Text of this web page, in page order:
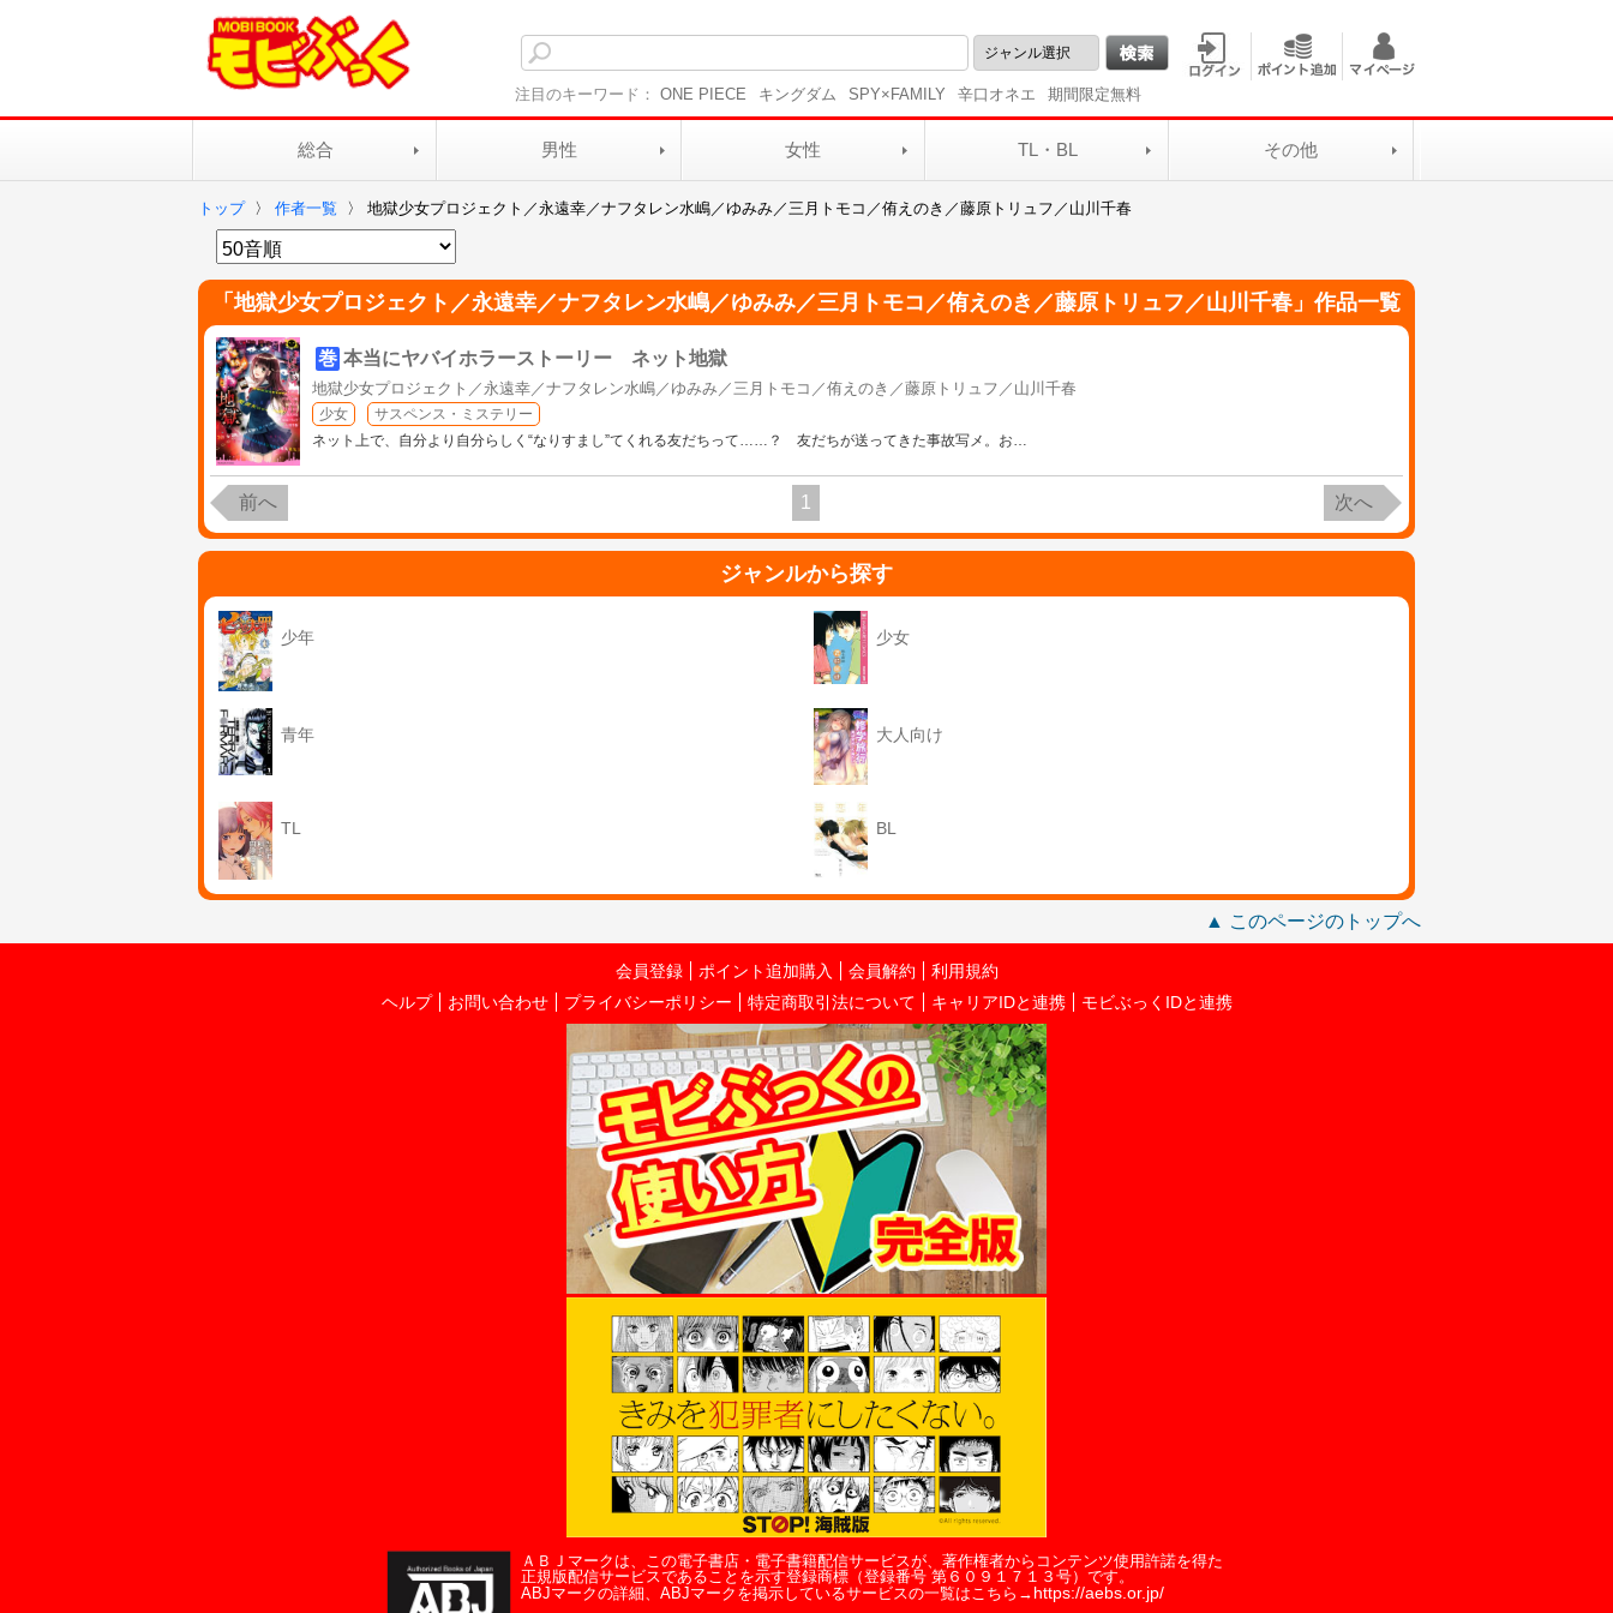
注目のキーワード： ONE PIECE キングダム SPY×FAMILY 辛口オネエ 期間限定無料
総合 男性 女性 TL・BL その他
トップ 〉 作者一覧 〉 地獄少女プロジェクト／永遠幸／ナフタレン水嶋／ゆみみ／三月トモコ／侑えのき／藤原トリュフ／山川千春
「地獄少女プロジェクト／永遠幸／ナフタレン水嶋／ゆみみ／三月トモコ／侑えのき／藤原トリュフ／山川千春」作品一覧
巻 本当にヤバイホラーストーリー ネット地獄
地獄少女プロジェクト／永遠幸／ナフタレン水嶋／ゆみみ／三月トモコ／侑えのき／藤原トリュフ／山川千春
少女
サスペンス・ミステリー
ネット上で、自分より自分らしく“なりすまし”てくれる友だちって……？ 友だちが送ってきた事故写メ。お…
前へ 1 次へ
ジャンルから探す
少年 少女
青年 大人向け
TL BL
▲ このページのトップへ
会員登録 ポイント追加購入 会員解約
利用規約
ヘルプ
お問い合わせ プライバシーポリシー 特定商取引法について キャリアIDと連携 モビぶっくIDと連携
ＡＢＪマークは、この電子書店・電子書籍配信サービスが、著作権者からコンテンツ使用許諾を得た
正規版配信サービスであることを示す登録商標（登録番号 第６０９１７１３号）です。
ABJマークの詳細、ABJマークを掲示しているサービスの一覧はこちら→ https://aebs.or.jp/